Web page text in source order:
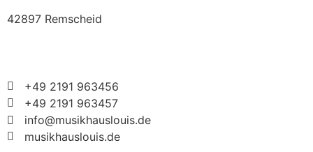
42897 Remscheid
+49 2191 963456
+49 2191 963457
info@musikhauslouis.de
musikhauslouis.de